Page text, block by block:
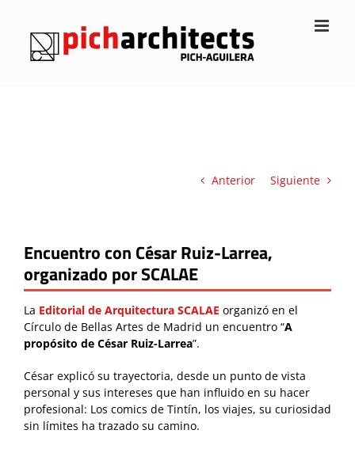
contenido
Anterior Siguiente
Encuentro con César Ruiz-Larrea,
organizado por SCALAE
La Editorial de Arquitectura SCALAE organizó en el
Círculo de Bellas Artes de Madrid un encuentro “A
propósito de César Ruiz-Larrea”.
César explicó su trayectoria, desde un punto de vista
personal y sus intereses que han influido en su hacer
profesional: Los comics de Tintín, los viajes, su curiosidad
sin límites ha trazado su camino.